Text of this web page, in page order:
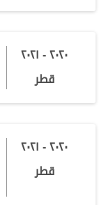
٢٠٢٠ - ٢٠٢١
قطر
٢٠٢٠ - ٢٠٢١
قطر